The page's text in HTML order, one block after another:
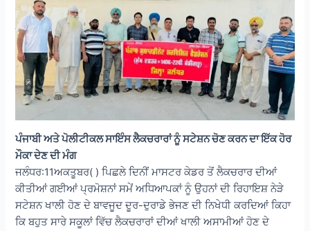
ਪੰਜਾਬੀ ਅਤੇ ਪੋਲੀਟੀਕਲ ਸਾਇੰਸ ਲੈਕਚਰਾਰਾਂ ਨੂੰ ਸਟੇਸ਼ਨ ਚੋਣ ਕਰਨ ਦਾ ਇੱਕ ਹੋਰ
ਮੌਕਾ ਦੇਣ ਦੀ ਮੰਗ
ਜਲੰਧਰ:11ਅਕਤੂਬਰ( ) ਪਿਛਲੇ ਦਿਨੀਂ ਮਾਸਟਰ ਕੇਡਰ ਤੋਂ ਲੈਕਚਰਾਰ ਦੀਆਂ
ਕੀਤੀਆਂ ਗਈਆਂ ਪ੍ਰਮੋਸ਼ਨਾਂ ਸਮੇਂ ਅਧਿਆਪਕਾਂ ਨੂੰ ਉਹਨਾਂ ਦੀ ਰਿਹਾਇਸ਼ ਨੇੜੇ
ਸਟੇਸ਼ਨ ਖਾਲੀ ਹੋਣ ਦੇ ਬਾਵਜੂਦ ਦੂਰ-ਦੁਰਾਡੇ ਭੇਜਣ ਦੀ ਨਿਖੇਧੀ ਕਰਦਿਆਂ ਕਿਹਾ
ਕਿ ਬਹੁਤ ਸਾਰੇ ਸਕੂਲਾਂ ਵਿੱਚ ਲੈਕਚਰਾਰਾਂ ਦੀਆਂ ਖਾਲੀ ਅਸਾਮੀਆਂ ਹੋਣ ਦੇ